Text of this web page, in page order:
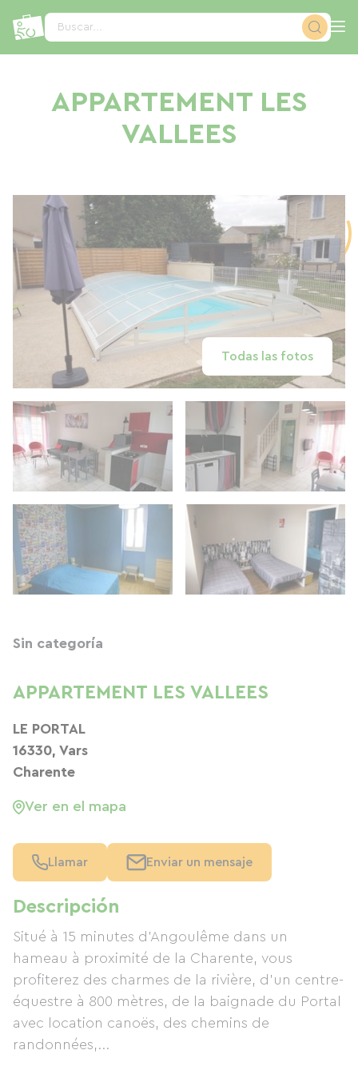
Buscar...
APPARTEMENT LES
VALLEES
Todas las fotos
Descripción
Situé à 15 minutes d'Angoulême dans un
hameau à proximité de la Charente, vous
profiterez des charmes de la rivière, d'un centre-
équestre à 800 mètres, de la baignade du Portal
avec location canoës, des chemins de
randonnées,...
Sin categoría
APPARTEMENT LES VALLEES
LE PORTAL
16330, Vars
Charente
Ver en el mapa
Llamar Enviar un mensaje
Panel de gestión de cookies